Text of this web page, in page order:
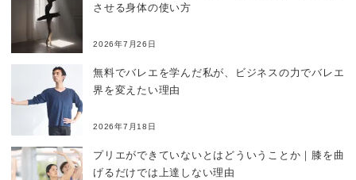
させる身体の使い方
2026年7月26日
無料でバレエを学んだ私が、ビジネスの力でバレエ
界を変えたい理由
2026年7月18日
プリエができていないとはどういうことか｜膝を曲
げるだけでは上達しない理由